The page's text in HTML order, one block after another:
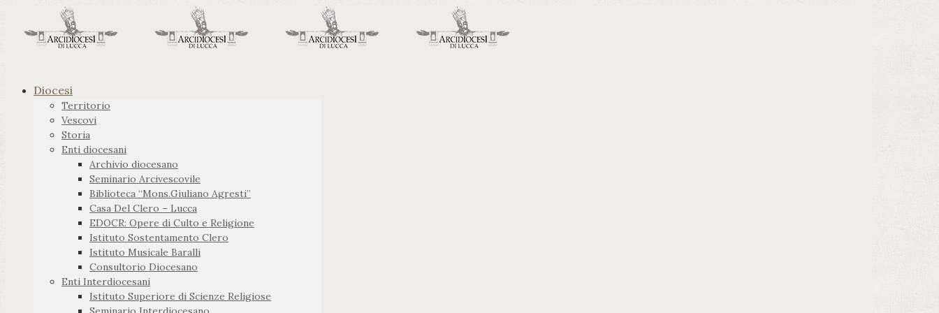
Diocesi
Territorio
Vescovi
Storia
Enti diocesani
Archivio diocesano
Seminario Arcivescovile
Biblioteca “Mons.Giuliano Agresti”
Casa Del Clero – Lucca
EDOCR: Opere di Culto e Religione
Istituto Sostentamento Clero
Istituto Musicale Baralli
Consultorio Diocesano
Enti Interdiocesani
Istituto Superiore di Scienze Religiose